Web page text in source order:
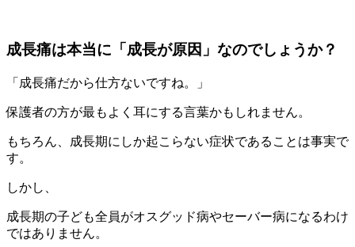
成長痛は本当に「成長が原因」なのでしょうか？
「成長痛だから仕方ないですね。」
保護者の方が最もよく耳にする言葉かもしれません。
もちろん、成長期にしか起こらない症状であることは事実で
す。
しかし、
成長期の子ども全員がオスグッド病やセーバー病になるわけ
ではありません。